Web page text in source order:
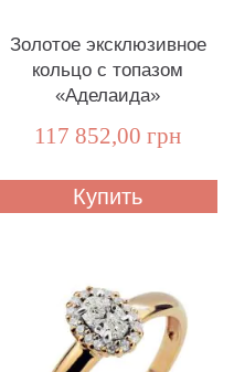
Золотое эксклюзивное
кольцо с топазом
«Аделаида»
117 852,00 грн
Купить